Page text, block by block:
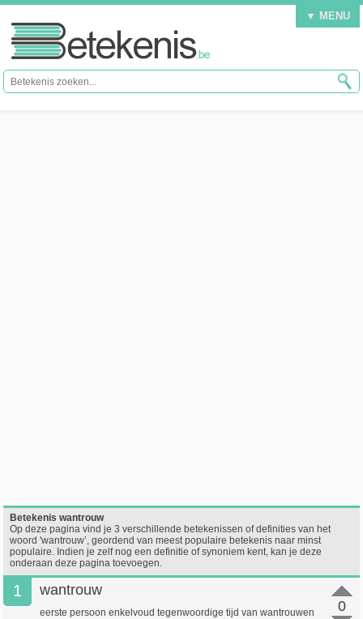
▼ MENU
Betekenis wantrouw
Op deze pagina vind je 3 verschillende betekenissen of definities van het
woord 'wantrouw’, geordend van meest populaire betekenis naar minst
populaire. Indien je zelf nog een definitie of synoniem kent, kan je deze
onderaan deze pagina toevoegen.
1
0
wantrouw
eerste persoon enkelvoud tegenwoordige tijd van wantrouwen